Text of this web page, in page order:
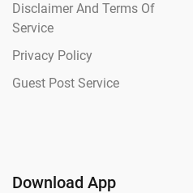
Disclaimer And Terms Of
Service
Privacy Policy
Guest Post Service
Download App